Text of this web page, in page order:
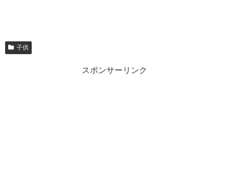
子供
スポンサーリンク